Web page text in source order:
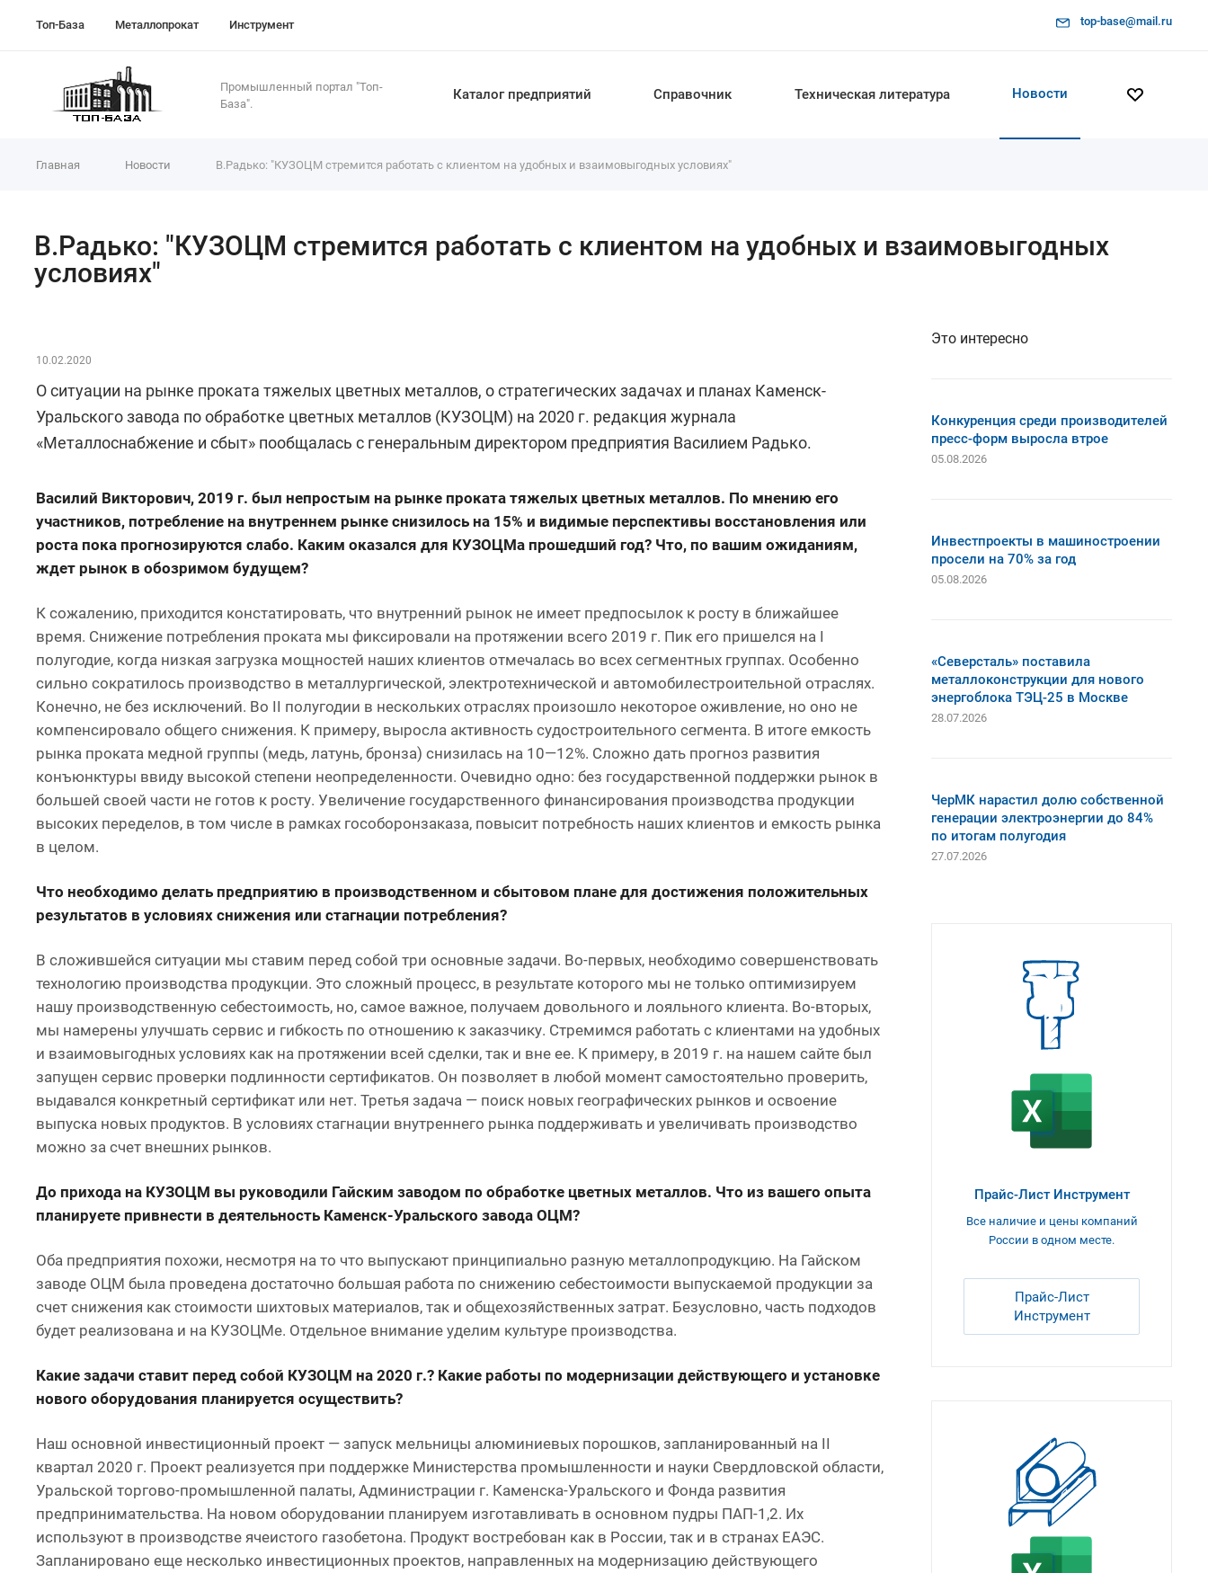
Топ-База Металлопрокат Инструмент top-base@mail.ru
Промышленный портал "Топ-
База".
Каталог предприятий Справочник Техническая литература Новости
Главная Новости В.Радько: "КУЗОЦМ стремится работать с клиентом на удобных и взаимовыгодных условиях"
В.Радько: "КУЗОЦМ стремится работать с клиентом на удобных и взаимовыгодных
условиях"
10.02.2020
О ситуации на рынке проката тяжелых цветных металлов, о стратегических задачах и планах Каменск-
Уральского завода по обработке цветных металлов (КУЗОЦМ) на 2020 г. редакция журнала
«Металлоснабжение и сбыт» пообщалась с генеральным директором предприятия Василием Радько.
Василий Викторович, 2019 г. был непростым на рынке проката тяжелых цветных металлов. По мнению его
участников, потребление на внутреннем рынке снизилось на 15% и видимые перспективы восстановления или
роста пока прогнозируются слабо. Каким оказался для КУЗОЦМа прошедший год? Что, по вашим ожиданиям,
ждет рынок в обозримом будущем?
К сожалению, приходится констатировать, что внутренний рынок не имеет предпосылок к росту в ближайшее
время. Снижение потребления проката мы фиксировали на протяжении всего 2019 г. Пик его пришелся на I
полугодие, когда низкая загрузка мощностей наших клиентов отмечалась во всех сегментных группах. Особенно
сильно сократилось производство в металлургической, электротехнической и автомобилестроительной отраслях.
Конечно, не без исключений. Во II полугодии в нескольких отраслях произошло некоторое оживление, но оно не
компенсировало общего снижения. К примеру, выросла активность судостроительного сегмента. В итоге емкость
рынка проката медной группы (медь, латунь, бронза) снизилась на 10—12%. Сложно дать прогноз развития
конъюнктуры ввиду высокой степени неопределенности. Очевидно одно: без государственной поддержки рынок в
большей своей части не готов к росту. Увеличение государственного финансирования производства продукции
высоких переделов, в том числе в рамках гособоронзаказа, повысит потребность наших клиентов и емкость рынка
в целом.
Что необходимо делать предприятию в производственном и сбытовом плане для достижения положительных
результатов в условиях снижения или стагнации потребления?
В сложившейся ситуации мы ставим перед собой три основные задачи. Во-первых, необходимо совершенствовать
технологию производства продукции. Это сложный процесс, в результате которого мы не только оптимизируем
нашу производственную себестоимость, но, самое важное, получаем довольного и лояльного клиента. Во-вторых,
мы намерены улучшать сервис и гибкость по отношению к заказчику. Стремимся работать с клиентами на удобных
и взаимовыгодных условиях как на протяжении всей сделки, так и вне ее. К примеру, в 2019 г. на нашем сайте был
запущен сервис проверки подлинности сертификатов. Он позволяет в любой момент самостоятельно проверить,
выдавался конкретный сертификат или нет. Третья задача — поиск новых географических рынков и освоение
выпуска новых продуктов. В условиях стагнации внутреннего рынка поддерживать и увеличивать производство
можно за счет внешних рынков.
До прихода на КУЗОЦМ вы руководили Гайским заводом по обработке цветных металлов. Что из вашего опыта
планируете привнести в деятельность Каменск-Уральского завода ОЦМ?
Оба предприятия похожи, несмотря на то что выпускают принципиально разную металлопродукцию. На Гайском
заводе ОЦМ была проведена достаточно большая работа по снижению себестоимости выпускаемой продукции за
счет снижения как стоимости шихтовых материалов, так и общехозяйственных затрат. Безусловно, часть подходов
будет реализована и на КУЗОЦМе. Отдельное внимание уделим культуре производства.
Какие задачи ставит перед собой КУЗОЦМ на 2020 г.? Какие работы по модернизации действующего и установке
нового оборудования планируется осуществить?
Наш основной инвестиционный проект — запуск мельницы алюминиевых порошков, запланированный на II
квартал 2020 г. Проект реализуется при поддержке Министерства промышленности и науки Свердловской области,
Уральской торгово-промышленной палаты, Администрации г. Каменска-Уральского и Фонда развития
предпринимательства. На новом оборудовании планируем изготавливать в основном пудры ПАП-1,2. Их
используют в производстве ячеистого газобетона. Продукт востребован как в России, так и в странах ЕАЭС.
Запланировано еще несколько инвестиционных проектов, направленных на модернизацию действующего
Это интересно
Конкуренция среди производителей
пресс-форм выросла втрое
05.08.2026
Инвестпроекты в машиностроении
просели на 70% за год
05.08.2026
«Северсталь» поставила
металлоконструкции для нового
энергоблока ТЭЦ-25 в Москве
28.07.2026
ЧерМК нарастил долю собственной
генерации электроэнергии до 84%
по итогам полугодия
27.07.2026
Прайс-Лист Инструмент
Все наличие и цены компаний
России в одном месте.
Прайс-Лист
Инструмент